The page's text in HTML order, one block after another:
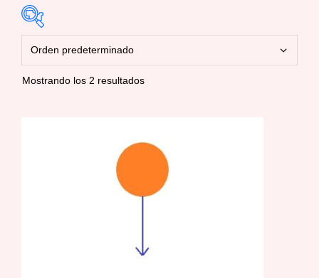
Mostrando los 2 resultados